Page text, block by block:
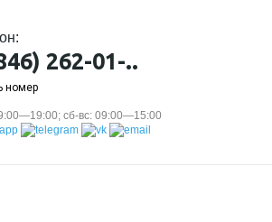
262-01-..
номер
сб-вс: 09:00—15:00